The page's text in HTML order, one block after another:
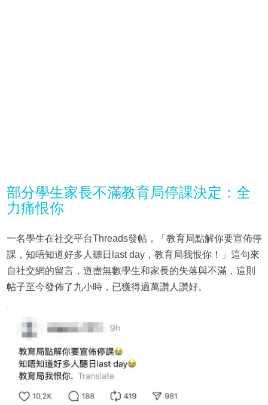
部分學生家長不滿教育局停課決定：全
力痛恨你
一名學生在社交平台Threads發帖，「教育局點解你要宣佈停
課，知唔知道好多人聽日last day，教育局我恨你！」這句來
自社交網的留言，道盡無數學生和家長的失落與不滿，這則
帖子至今發佈了九小時，已獲得過萬讚人讚好。